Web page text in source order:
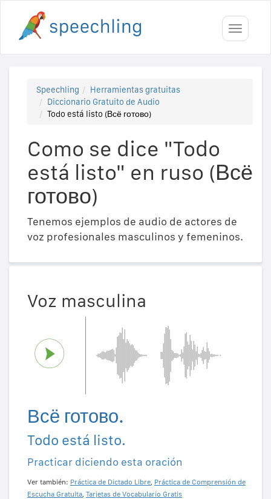
Toggle
Speechling
Herramientas gratuitas
Diccionario Gratuito de Audio
Todo está listo (Всё готово)
Como se dice "Todo
está listo" en ruso (Всё
готово)
Tenemos ejemplos de audio de actores de
voz profesionales masculinos y femeninos.
Voz masculina
Всё готово.
Todo está listo.
Practicar diciendo esta oración
Ver también: Práctica de Dictado Libre, Práctica de Comprensión de
Escucha Gratuita, Tarjetas de Vocabulario Gratis